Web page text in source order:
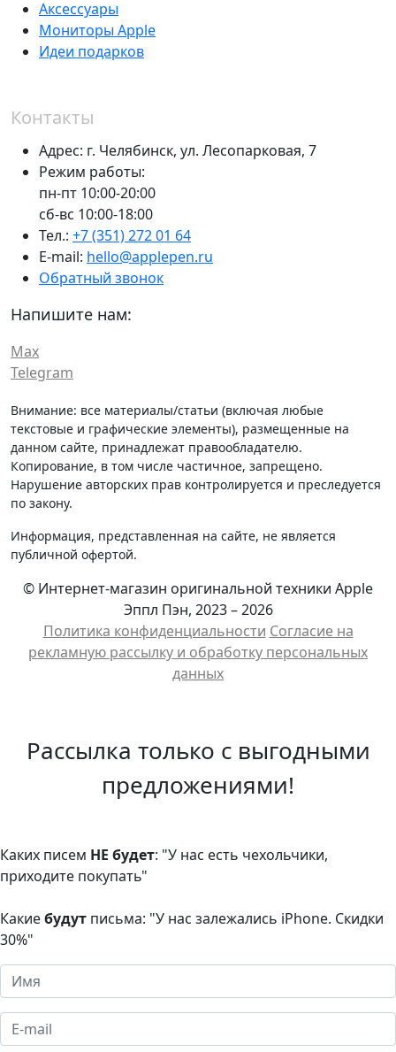
Аксессуары
Мониторы Apple
Идеи подарков
Контакты
Адрес: г. Челябинск, ул. Лесопарковая, 7
Режим работы:
пн-пт 10:00-20:00
сб-вс 10:00-18:00
Тел.: +7 (351) 272 01 64
E-mail: hello@applepen.ru
Обратный звонок
Напишите нам:
Max
Telegram
Внимание: все материалы/статьи (включая любые
текстовые и графические элементы), размещенные на
данном сайте, принадлежат правообладателю.
Копирование, в том числе частичное, запрещено.
Нарушение авторских прав контролируется и преследуется
по закону.
Информация, представленная на сайте, не является
публичной офертой.
© Интернет-магазин оригинальной техники Apple
Эппл Пэн, 2023 – 2026
Политика конфиденциальности Cогласие на
рекламную рассылку и обработку персональных
данных
Рассылка только с выгодными
предложениями!
Каких писем НЕ будет: "У нас есть чехольчики,
приходите покупать"
Какиебудут письма: "У нас залежались iPhone. Скидки
30%"